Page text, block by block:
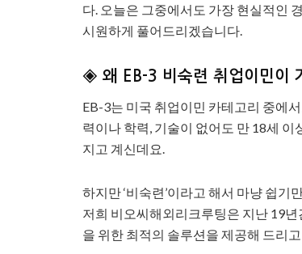
다. 오늘은 그중에서도 가장 현실적인
시원하게 풀어드리겠습니다.
◈ 왜 EB-3 비숙련 취업이민이
EB-3는 미국 취업이민 카테고리 중에
력이나 학력, 기술이 없어도 만 18세
지고 계신데요.
하지만 ‘비숙련’이라고 해서 마냥 쉽
저희 비오씨해외리크루팅은 지난 19
을 위한 최적의 솔루션을 제공해 드리